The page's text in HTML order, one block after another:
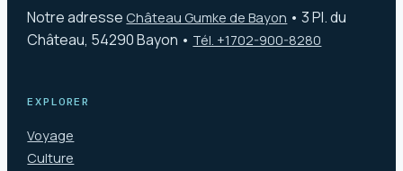
Notre adresse Château Gumke de Bayon •3 Pl. du
Château, 54290 Bayon • Tél. +1702-900-8280
EXPLORER
Voyage
Culture